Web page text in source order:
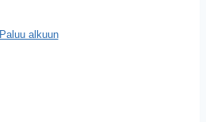
Paluu alkuun